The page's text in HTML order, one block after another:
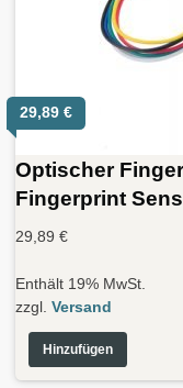
29,89 €
Optischer
Fingerprint
29,89 €
Enthält 19% MwSt.
zzgl. Versand
Hinzufügen